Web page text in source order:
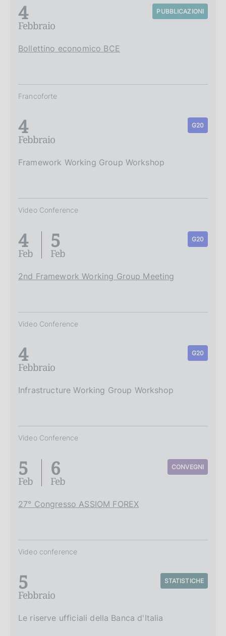
4
Febbraio
PUBBLICAZIONI
Bollettino economico BCE
Francoforte
4
Febbraio
G20
Framework Working Group Workshop
Video Conference
4
Feb
5
Feb
G20
2nd Framework Working Group Meeting
Video Conference
4
Febbraio
G20
Infrastructure Working Group Workshop
Video Conference
5
Feb
6
Feb
CONVEGNI
27° Congresso ASSIOM FOREX
Video conference
5
Febbraio
STATISTICHE
Le riserve ufficiali della Banca d'Italia